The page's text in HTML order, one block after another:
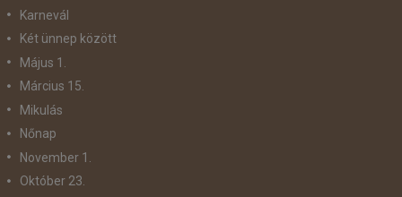
Karnevál
Két ünnep között
Május 1.
Március 15.
Mikulás
Nőnap
November 1.
Október 23.